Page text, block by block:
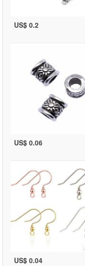
US$ 0.2
US$ 0.06
US$ 0.04